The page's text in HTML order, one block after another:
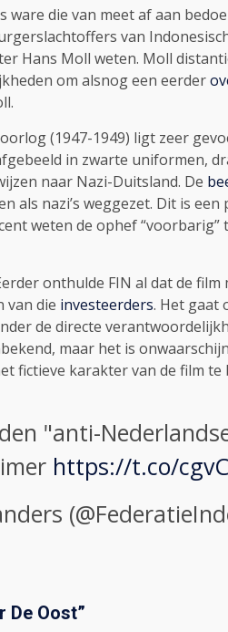
die van meet af aan
van
Hans Moll weten. Moll
om alsnog een eerder
(1947-1949) ligt zeer
in zwarte uniformen,
naar Nazi-Duitsland. De
als nazi’s weggezet. Dit is
weten de ophef
onthulde FIN al dat de film
van die investeerders. Het gaat
de directe
maar het is
fictieve karakter van de film
"anti-
https://t.co/
De Oost”